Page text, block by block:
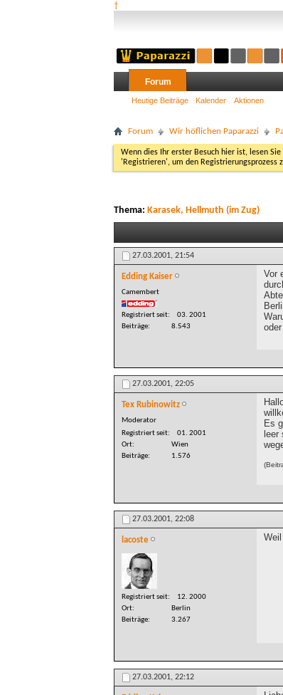
†
Forum
Heutige Beiträge Kalender Aktionen
Forum Wir höflichen Paparazzi
Wenn dies Ihr erster Besuch hier ist, lesen
'Registrieren', um den Registrierungsprozess
Thema: Karasek, Hellmuth (im Zug)
27.03.2001, 21:54
Edding Kaiser
Camembert
Registriert seit
03. 2001
Beiträge
8.543
Vor
27.03.2001, 22:05
Tex Rubinowitz
Moderator
Registriert seit
01. 2001
Ort
Wien
Beiträge
1.576
Es
leer
27.03.2001, 22:08
lacoste
Registriert seit
12. 2000
Ort
Berlin
Beiträge
3.267
27.03.2001, 22:12